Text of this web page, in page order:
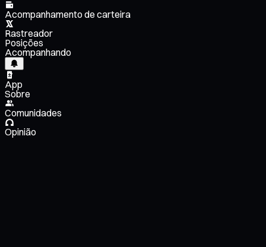
Acompanhamento de carteira
Rastreador
Posições
Acompanhando
App
Sobre
Comunidades
Opinião